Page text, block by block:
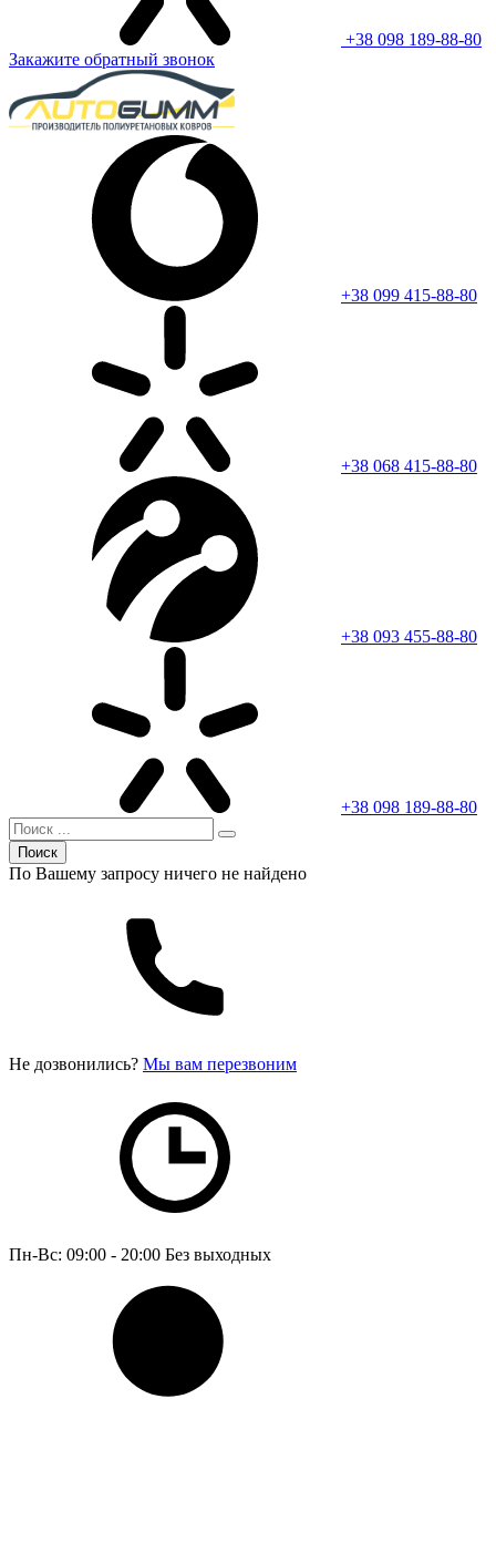
+38 098 189-88-80
Закажите обратный звонок
+38 099 415-88-80
+38 068 415-88-80
+38 093 455-88-80
+38 098 189-88-80
Поиск
По Вашему запросу ничего не найдено
Не дозвонились? Мы вам перезвоним
Пн-Вс: 09:00 - 20:00 Без выходных